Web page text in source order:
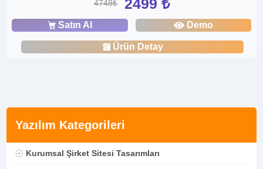
Yazılım Kategorileri
Kurumsal Şirket Sitesi Tasarımları
4748₺ 2499 ₺
Satın Al Demo
Ürün Detay